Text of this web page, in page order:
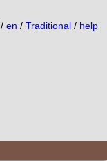
/ en / Traditional/ help